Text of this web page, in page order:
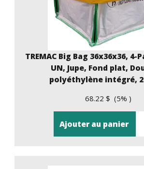
TREMAC Big Bag 36x36x36,
UN, Jupe, Fond plat,
polyéthylène intégré,
68.22 $ (5% )
Ajouter au panier